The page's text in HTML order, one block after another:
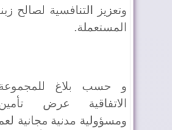
وتعزيز التنافسية لصالح
المستعملة.
و حسب بلاغ
الاتفاقية عرض